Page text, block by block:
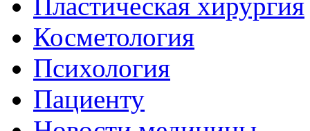
Косметология
Психология
Пациенту